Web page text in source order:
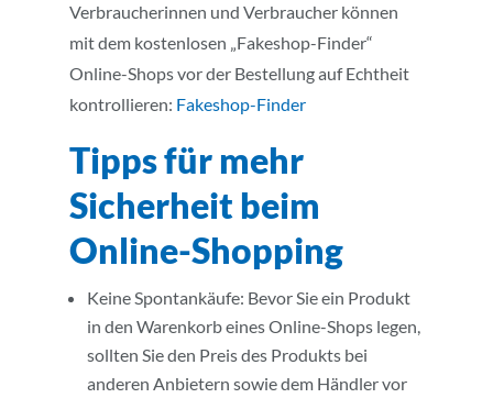
Verbraucherinnen und Verbraucher können
mit dem kostenlosen „Fakeshop-Finder“
Online-Shops vor der Bestellung auf Echtheit
kontrollieren: Fakeshop-Finder
Tipps für mehr
Sicherheit beim
Online-Shopping
Keine Spontankäufe: Bevor Sie ein Produkt
in den Warenkorb eines Online-Shops legen,
sollten Sie den Preis des Produkts bei
anderen Anbietern sowie dem Händler vor